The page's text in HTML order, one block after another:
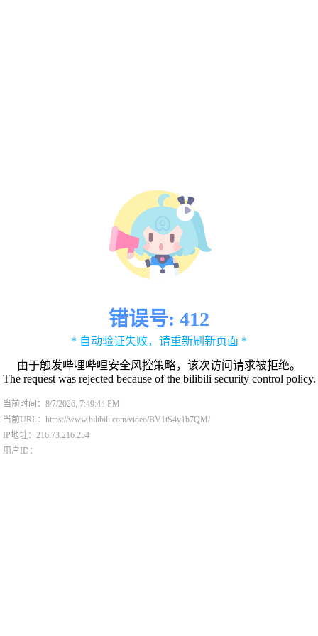
错误号: 412
* 自动验证失败，请重新刷新页面 *
由于触发哔哩哔哩安全风控策略，该次访问请求被拒绝。
The request was rejected because of the bilibili security control policy.
当前时间：8/7/2026, 7:49:44 PM
当前URL：https://www.bilibili.com/video/BV1tS4y1b7QM/
IP地址：216.73.216.254
用户ID：